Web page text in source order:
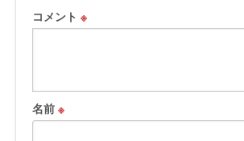
コメント ※
名前 ※